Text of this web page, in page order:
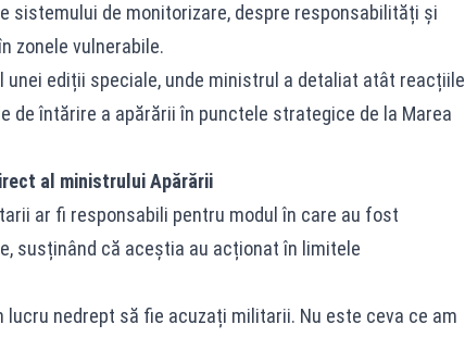
sistemului de monitorizare, despre responsabilități și
zonele vulnerabile.
ediții speciale, unde ministrul a detaliat atât reacțiile
de întărire a apărării în punctele strategice de la Marea
al ministrului Apărării
ar fi responsabili pentru modul în care au fost
susținând că aceștia au acționat în limitele
lucru nedrept să fie acuzați militarii. Nu este ceva ce am